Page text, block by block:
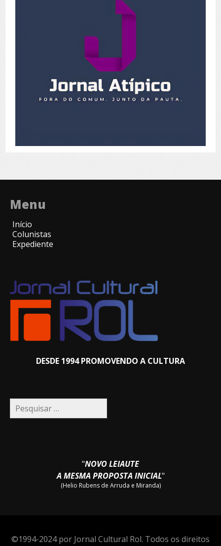
Menu
Início
Colunistas
Expediente
DESDE 1994 PROMOVENDO A CULTURA
Pesquisar
por:
"NOVO LEIAUTE
A MESMA PROPOSTA INICIAL"
(Helio Rubens de Arruda e Miranda)
©1994-2024 por Jornal Cultural Rol. Todos os direitos